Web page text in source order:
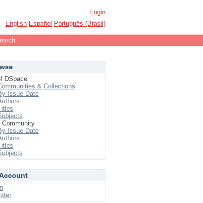
Login
English Español Português (Brasil)
DSpace
& Collections
Issue Date
Community
Issue Date